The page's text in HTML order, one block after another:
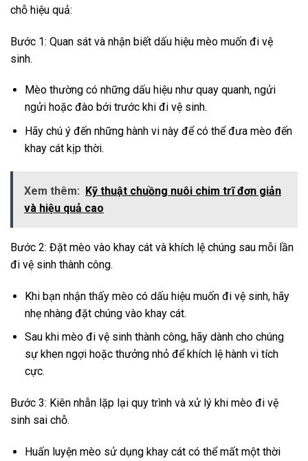
chỗ hiệu quả:
Bước 1: Quan sát và nhận biết dấu hiệu mèo muốn đi vệ
sinh.
Mèo thường có những dấu hiệu như quay quanh, ngửi
ngửi hoặc đào bới trước khi đi vệ sinh.
Hãy chú ý đến những hành vi này để có thể đưa mèo đến
khay cát kịp thời.
Xem thêm: Kỹ thuật chuồng nuôi chim trĩ đơn giản
và hiệu quả cao
Bước 2: Đặt mèo vào khay cát và khích lệ chúng sau mỗi lần
đi vệ sinh thành công.
Khi bạn nhận thấy mèo có dấu hiệu muốn đi vệ sinh, hãy
nhẹ nhàng đặt chúng vào khay cát.
Sau khi mèo đi vệ sinh thành công, hãy dành cho chúng
sự khen ngợi hoặc thưởng nhỏ để khích lệ hành vi tích
cực.
Bước 3: Kiên nhẫn lặp lại quy trình và xử lý khi mèo đi vệ
sinh sai chỗ.
Huấn luyện mèo sử dụng khay cát có thể mất một thời